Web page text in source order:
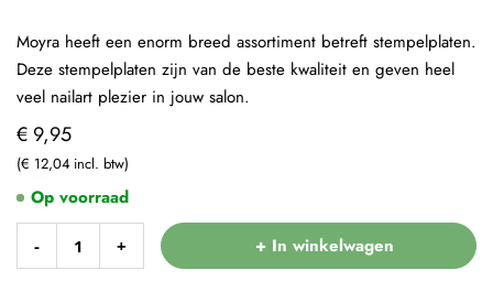
€ 9,95
€ 12,04
- + + In winkelwagen
Op voorraad
Moyra heeft een enorm breed assortiment betreft stempelplaten.
Deze stempelplaten zijn van de beste kwaliteit en geven heel
veel nailart plezier in jouw salon.